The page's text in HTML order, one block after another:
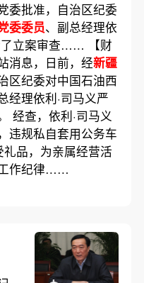
委批准，自治区纪委
委委员、副总经理依
了立案审查…… 【财
消息，日前，经新疆
区纪委对中国石油西
经理依利·司马义严
经查，依利·司马义
违规私自套用公务车
品，为亲属经营活
作纪律……